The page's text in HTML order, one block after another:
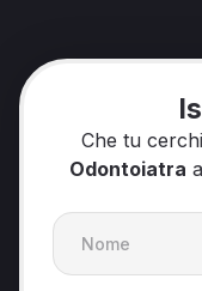
Che tu
Odontoiatra a